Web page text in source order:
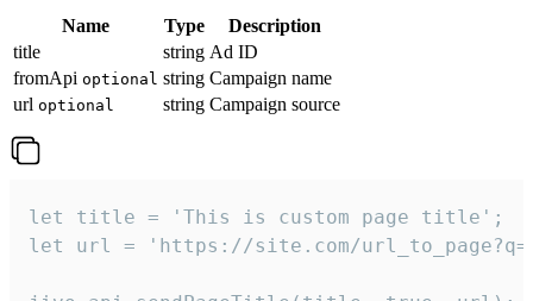
Name Type
Description
title
string Ad ID
fromApi optional string Campaign name
url optional string Campaign source
let title = 'This is custom page title';
let url = 'https://site.com/